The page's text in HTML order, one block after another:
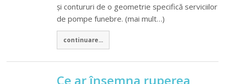
și contururi de o geometrie specifică serviciilor
de pompe funebre. (mai mult…)
continuare...
Ce ar însemna ruperea